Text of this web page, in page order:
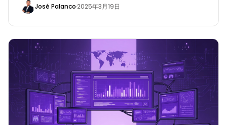
ネジメント（ASPM）ソリューションを提供します。
José Palanco·2025年3月19日